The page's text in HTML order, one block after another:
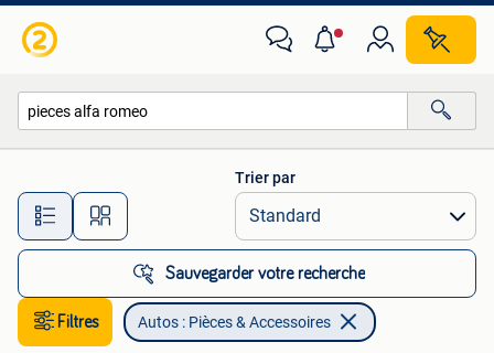
Toutes les distances…
Trier par
Sauvegarder votre recherche
Filtres Autos : Pièces & Accessoires